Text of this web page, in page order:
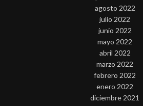
agosto 2022
julio 2022
junio 2022
mayo 2022
abril 2022
marzo 2022
febrero 2022
enero 2022
diciembre 2021